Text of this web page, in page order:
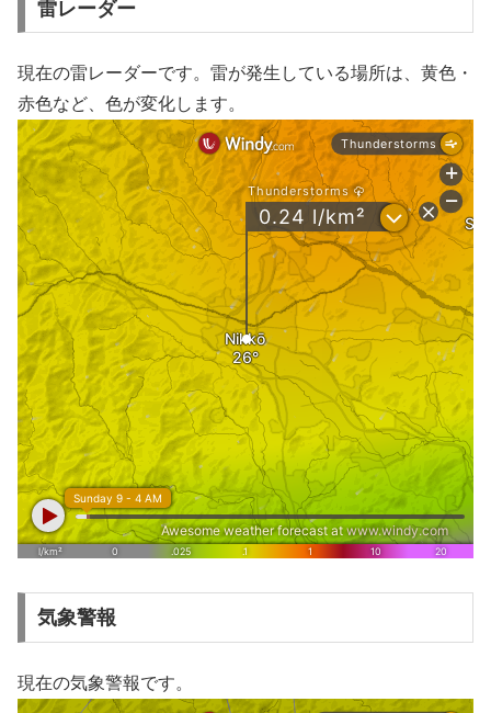
雷レーダー
現在の雷レーダーです。雷が発生している場所は、黄色・
赤色など、色が変化します。
気象警報
現在の気象警報です。